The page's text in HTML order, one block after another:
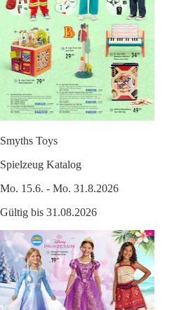
Smyths Toys
Spielzeug Katalog
Mo. 15.6. - Mo. 31.8.2026
Gültig bis 31.08.2026